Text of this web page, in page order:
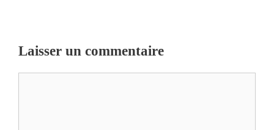
Laisser un commentaire